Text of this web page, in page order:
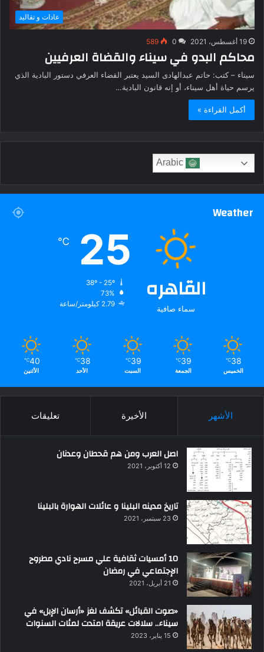
عادات و تقاليد
19 أغسطس، 2021 0
589
محاكم البدو في سيناء والقضاة العرفيين
سيناء – كتب: حاتم عبدالهادى السيد يعتبر القضاء العرفي دستور البادية الذي
يرسم حياة أهل سيناء، أو إنه قانون البادية…
أكمل القراءة »
Weather
القاهره
سماء صافية
25
℃
73%
2.79 كيلومتر/ساعة
38
℃
الخميس
39
℃
الجمعة
39
℃
السبت
38
℃
الأحد
40
℃
الأثنين
الأشهر الأخيرة تعليقات
اصل العرب ومن هم قحطان وعدنان
12 أكتوبر، 2021
تاريخ مدينه البلينا و عائلات الهوارة بالبلينا
23 سبتمبر، 2021
10 أمسيات ثقافية علي مسرح نادي مطروح
الإجتماعي في رمضان
21 أبريل، 2021
«صوت القبائل» تكشف لغز «أرسان الإبل» في
سيناء.. سلالات عريقة امتدت لمئات السنوات
15 يناير، 2023